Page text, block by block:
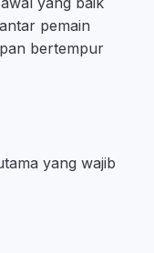
pemain
bertempur
yang wajib